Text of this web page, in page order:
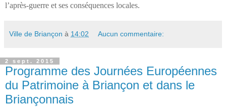
l’après-guerre et ses conséquences locales.
Ville de Briançon à 14:02 Aucun commentaire:
2 sept. 2015
Programme des Journées Européennes
du Patrimoine à Briançon et dans le
Briançonnais